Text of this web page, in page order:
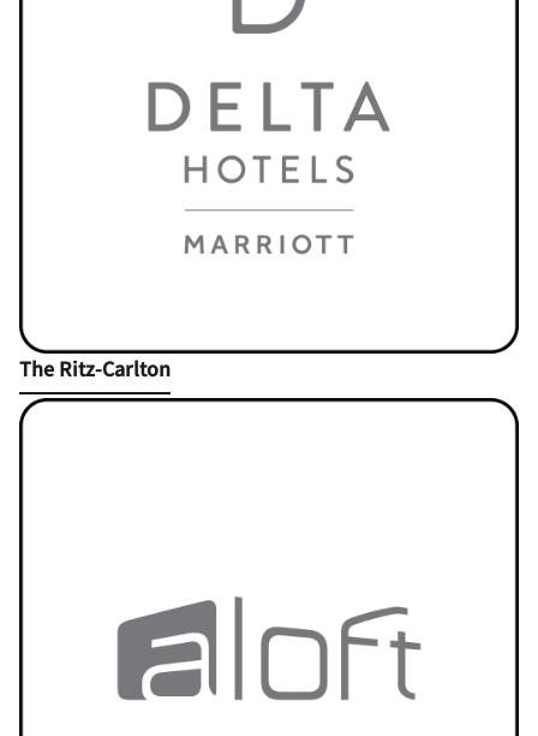
The Ritz-CarltonOpen in New Tab